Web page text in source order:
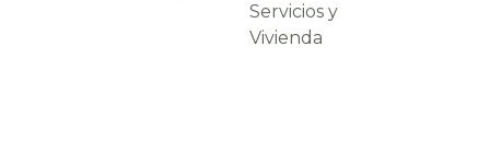
Carreteras